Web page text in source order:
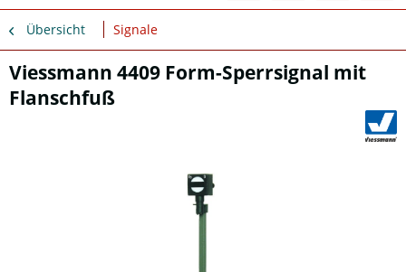
Übersicht Signale
Viessmann 4409 Form-Sperrsignal mit
Flanschfuß